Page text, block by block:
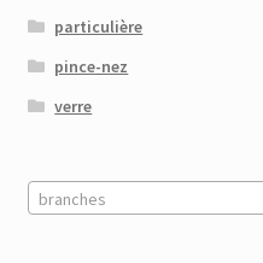
particulière
pince-nez
verre
branches